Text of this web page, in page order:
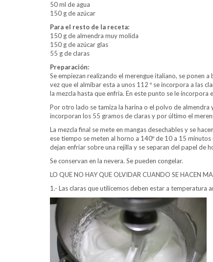
50 ml de agua
150 g de azúcar
Para el resto de la receta:
150 g de almendra muy molida
150 g de azúcar glas
55 g de claras
Preparación:
Se empiezan realizando el merengue italiano, se ponen
vez que el almibar esta a unos 112 º se incorpora a las
la mezcla hasta que enfria. En este punto se le incorpora
Por otro lado se tamiza la harina o el polvo de almendra
incorporan los 55 gramos de claras y por último el
La mezcla final se mete en mangas desechables y se
ese tiempo se meten al horno a 140º de 10 a 15
dejan enfriar sobre una rejilla y se separan del papel de
Se conservan en la nevera. Se pueden congelar.
LO QUE NO HAY QUE OLVIDAR CUANDO SE HACEN
1.- Las claras que utilicemos deben estar a temperatura